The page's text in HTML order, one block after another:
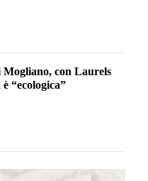
Mogliano, con Laurels
“ecologica”